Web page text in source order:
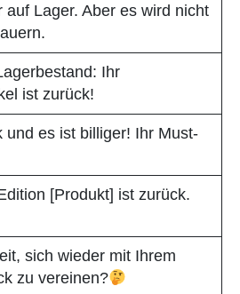
auf Lager. Aber es wird nicht
Ihr
ist zurück!
und es ist billiger! Ihr Must-
[Produkt] ist zurück.
sich wieder mit Ihrem
zu vereinen?